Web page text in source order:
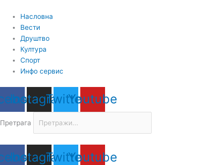
садржај
Насловна
Вести
Друштво
Култура
Спорт
Инфо сервис
Instagram
TwitterYoutube
Претрага
Instagram
TwitterYoutube